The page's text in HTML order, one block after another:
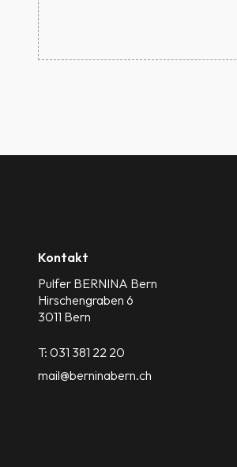
Kontakt
Pulfer BERNINA Bern
Hirschengraben 6
3011 Bern
T: 031 381 22 20
mail@berninabern.ch